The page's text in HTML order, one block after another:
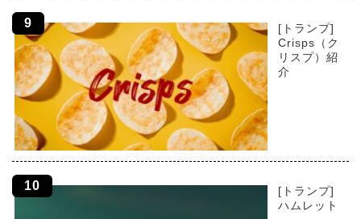
[トランプ]
Crisps（ク
リスプ）紹
介
[トランプ]
ハムレット